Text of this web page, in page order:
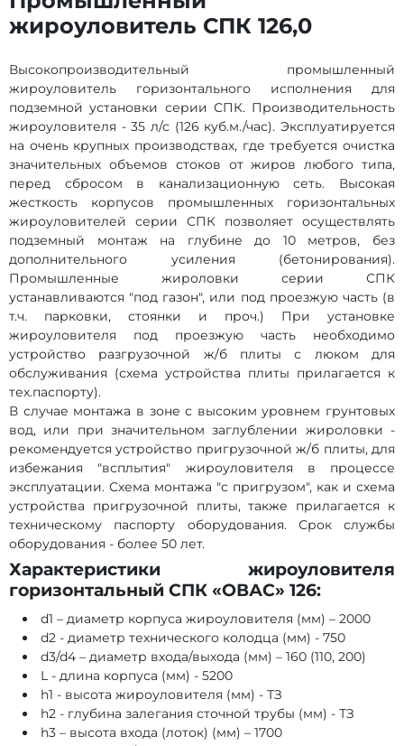
жироуловитель СПК 126,0
Высокопроизводительный промышленный
жироуловитель горизонтального исполнения для
подземной установки серии СПК. Производительность
жироуловителя - 35 л/с (126 куб.м./час). Эксплуатируется
на очень крупных производствах, где требуется очистка
значительных объемов стоков от жиров любого типа,
перед сбросом в канализационную сеть. Высокая
жесткость корпусов промышленных горизонтальных
жироуловителей серии СПК позволяет осуществлять
подземный монтаж на глубине до 10 метров, без
дополнительного усиления (бетонирования).
Промышленные жироловки серии СПК
устанавливаются "под газон", или под проезжую часть (в
т.ч. парковки, стоянки и проч.) При установке
жироуловителя под проезжую часть необходимо
устройство разгрузочной ж/б плиты с люком для
обслуживания (схема устройства плиты прилагается к
тех.паспорту).
В случае монтажа в зоне с высоким уровнем грунтовых
вод, или при значительном заглублении жироловки -
рекомендуется устройство пригрузочной ж/б плиты, для
избежания "всплытия" жироуловителя в процессе
эксплуатации. Схема монтажа "с пригрузом", как и схема
устройства пригрузочной плиты, также прилагается к
техническому паспорту оборудования. Срок службы
оборудования - более 50 лет.
Характеристики жироуловителя
горизонтальный СПК «ОВАС» 126:
d1 – диаметр корпуса жироуловителя (мм) – 2000
d2 - диаметр технического колодца (мм) - 750
d3/d4 – диаметр входа/выхода (мм) – 160 (110, 200)
L - длина корпуса (мм) - 5200
h1 - высота жироуловителя (мм) - ТЗ
h2 - глубина залегания сточной трубы (мм) - ТЗ
h3 – высота входа (лоток) (мм) – 1700